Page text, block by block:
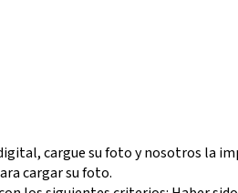
cargue su foto y nosotros la
cargar su foto.